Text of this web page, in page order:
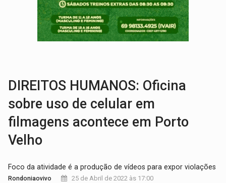
BOLSAS DE PESQUISA:Iniciativa Amazônia+10 lança chamada para fortalecer
MATERIAL:Brasil tem grandes reservas de urânio, mas produz pouco e
DIREITOS HUMANOS: Oficina
sobre uso de celular em
filmagens acontece em Porto
Velho
Foco da atividade é a produção de vídeos para expor violações
Rondoniaovivo
25 de Abril de 2022 às 17:00